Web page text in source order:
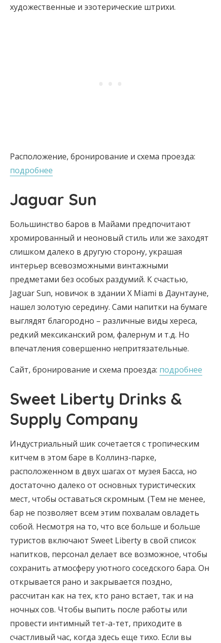
художественные и эзотерические штрихи.
Расположение, бронирование и схема проезда:
подробнее
Jaguar Sun
Большинство баров в Майами предпочитают
хромированный и неоновый стиль или же заходят
слишком далеко в другую сторону, украшая
интерьер всевозможными винтажными
предметами без особых раздумий. К счастью,
Jaguar Sun, новичок в здании X Miami в Даунтауне,
нашел золотую середину. Сами напитки на бумаге
выглядят благородно – различные виды хереса,
редкий мексиканский ром, фалернум и т.д. Но
впечатления совершенно непритязательные.
Сайт, бронирование и схема проезда: подробнее
Sweet Liberty Drinks &
Supply Company
Индустриальный шик сочетается с тропическим
китчем в этом баре в Коллинз-парке,
расположенном в двух шагах от музея Басса, но
достаточно далеко от основных туристических
мест, чтобы оставаться скромным. (Тем не менее,
бар не позволяет всем этим похвалам овладеть
собой. Несмотря на то, что все больше и больше
туристов включают Sweet Liberty в свой список
напитков, персонал делает все возможное, чтобы
сохранить атмосферу уютного соседского бара. Он
открывается рано и закрывается поздно,
рассчитан как на тех, кто рано встает, так и на
ночных сов. Чтобы выпить после работы или
провести интимный тет-а-тет, приходите в
счастливый час, когда здесь еще тихо. Если вы